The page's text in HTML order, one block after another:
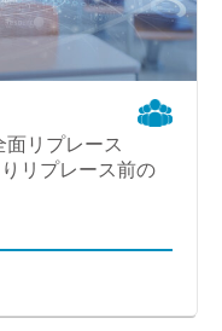
リプレース
リプレース前の